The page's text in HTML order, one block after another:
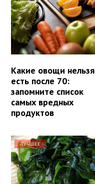
Какие овощи нельзя
есть после 70:
запомните список
самых вредных
продуктов
ЛУЧШЕЕ